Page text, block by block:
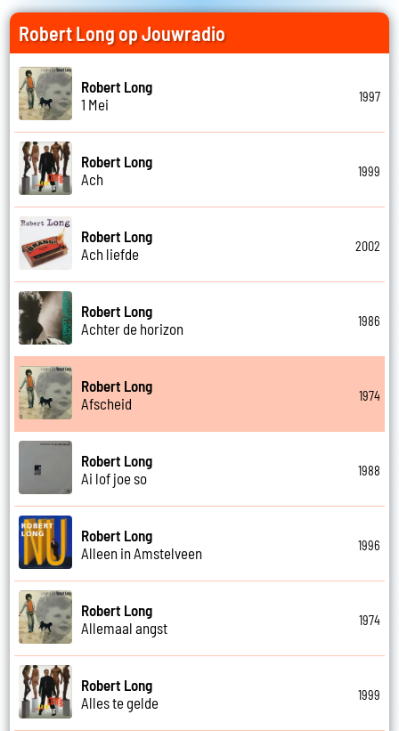
Robert Long op Jouwradio
Robert Long
1 Mei
1997
Robert Long
Ach
1999
Robert Long
Ach liefde
2002
Robert Long
Achter de horizon
1986
Robert Long
Afscheid
1974
Robert Long
Ai lof joe so
1988
Robert Long
Alleen in Amstelveen
1996
Robert Long
Allemaal angst
1974
Robert Long
Alles te gelde
1999